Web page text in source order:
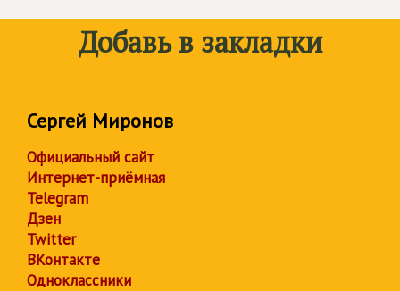
Добавь в закладки
Сергей Миронов
Официальный сайт
Интернет-приёмная
Telegram
Дзен
Twitter
ВКонтакте
Одноклассники